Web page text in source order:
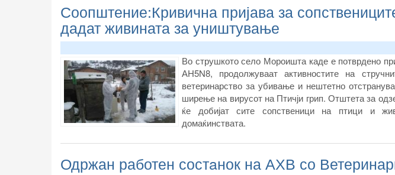
Соопштение:Кривична пријава за
дадат живината за уништување
Во струшкото село Мороишта каде е потврдено
АH5N8, продолжуваат активностите на
ветеринарство за убивање и нештетно
ширење на вирусот на Птичји грип. Отштета за
ќе добијат сите сопственици на птици и
домаќинствата.
Одржан работен состaнок на АХВ со